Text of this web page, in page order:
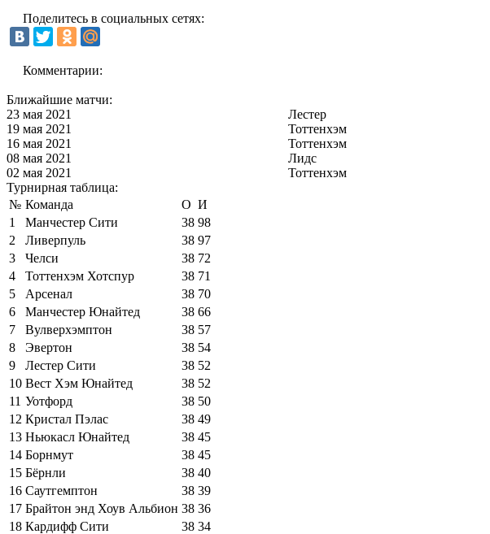
Поделитесь в социальных сетях:
Комментарии:
Ближайшие матчи:
23 мая 2021
Лестер
19 мая 2021
Тоттенхэм
16 мая 2021
Тоттенхэм
08 мая 2021
Лидс
02 мая 2021
Тоттенхэм
Турнирная таблица:
№ Команда О И
1
Манчестер Сити 38 98
2
Ливерпуль 38 97
3
Челси 38 72
4
Тоттенхэм Хотспур 38 71
5
Арсенал 38 70
6
Манчестер Юнайтед 38 66
7
Вулверхэмптон 38 57
8
Эвертон 38 54
9
Лестер Сити 38 52
10 Вест Хэм Юнайтед 38 52
11 Уотфорд 38 50
12 Кристал Пэлас 38 49
13 Ньюкасл Юнайтед 38 45
14 Борнмут 38 45
15 Бёрнли 38 40
16 Саутгемптон 38 39
17 Брайтон энд Хоув Альбион 38 36
18 Кардифф Сити 38 34